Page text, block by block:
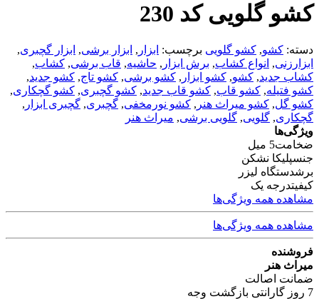
کشو گلویی کد 230
دسته: کشو, کشو گلویی برچسب: ابزار , ابزار برشی, ابزار گچبری,
ابزارزنی, انواع کشاب, برش ابزار , حاشیه, قاب برشی, کشاب,
کشاب جدید, کشو, کشو ابزار , کشو برشی, کشو تاج, کشو جدید,
کشو فتیله, کشو قاب, کشو قاب جدید, کشو گچبری, کشو گچکاری,
کشو گل, کشو میراث هنر , کشو نورمخفی, گچبری, گچبری ابزار ,
گچکاری, گلویی, گلویی برشی, میراث هنر
ویژگی‌ها
ضخامت5 میل
جنسپلیکا نشکن
برشدستگاه لیزر
کیفیتدرجه یک
مشاهده همه ویژگی‌ها
مشاهده همه ویژگی‌ها
فروشنده
میراث هنر
ضمانت اصالت
7 روز گارانتی بازگشت وجه